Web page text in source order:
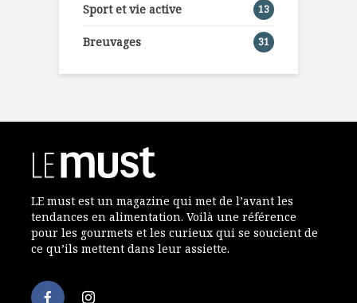
Sport et vie active 13
Breuvages 31
LE must est un magazine qui met de l’avant les
tendances en alimentation. Voilà une référence
pour les gourmets et les curieux qui se soucient de
ce qu’ils mettent dans leur assiette.